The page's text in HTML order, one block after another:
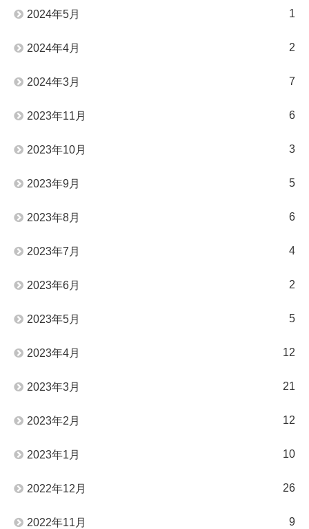
2024年5月 1
2024年4月 2
2024年3月 7
2023年11月 6
2023年10月 3
2023年9月 5
2023年8月 6
2023年7月 4
2023年6月 2
2023年5月 5
2023年4月 12
2023年3月 21
2023年2月 12
2023年1月 10
2022年12月 26
2022年11月 9